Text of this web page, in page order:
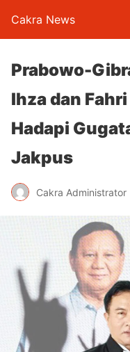
Cakra News
Prabowo-
Ihza dan
Hadapi
Jakpus
Cakra Administrator